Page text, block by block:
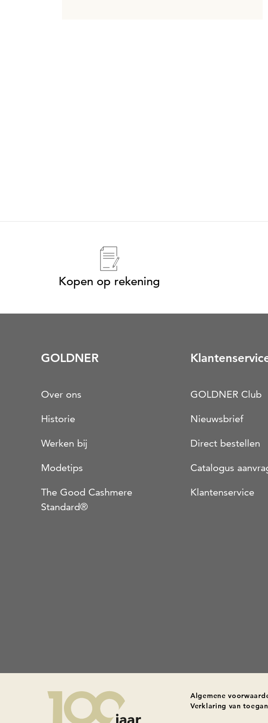
Kopen op rekening
GOLDNER
Over ons
Historie
Werken bij
Modetips
The Good Cashmere
Standard®
GOLDNER Club
Nieuwsbrief
Direct bestellen
Catalogus
Klantenservice
Algemene
Verklaring van